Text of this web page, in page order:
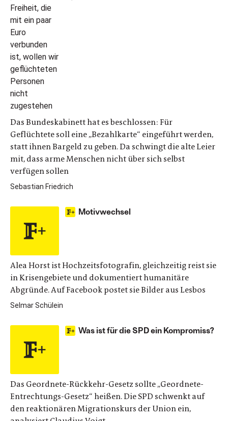
Das Bundeskabinett hat es beschlossen: Für
Geflüchtete soll eine „Bezahlkarte“ eingeführt werden,
statt ihnen Bargeld zu geben. Da schwingt die alte Leier
mit, dass arme Menschen nicht über sich selbst
verfügen sollen
Sebastian Friedrich
Motivwechsel
Alea Horst ist Hochzeitsfotografin, gleichzeitig reist sie
in Krisengebiete und dokumentiert humanitäre
Abgründe. Auf Facebook postet sie Bilder aus Lesbos
Selmar Schülein
Was ist für die SPD ein Kompromiss?
Das Geordnete-Rückkehr-Gesetz sollte „Geordnete-
Entrechtungs-Gesetz“ heißen. Die SPD schwenkt auf
den reaktionären Migrationskurs der Union ein,